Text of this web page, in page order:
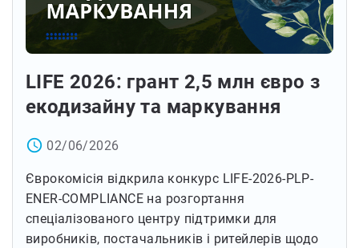
LIFE 2026: грант 2,5 млн євро з
екодизайну та маркування
access_time 02/06/2026
Єврокомісія відкрила конкурс LIFE-2026-PLP-
ENER-COMPLIANCE на розгортання
спеціалізованого центру підтримки для
виробників, постачальників і ритейлерів щодо